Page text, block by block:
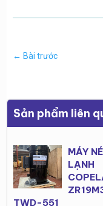
← Bài trước
Sản phẩm liên
MÁY
LẠNH
TWD-551